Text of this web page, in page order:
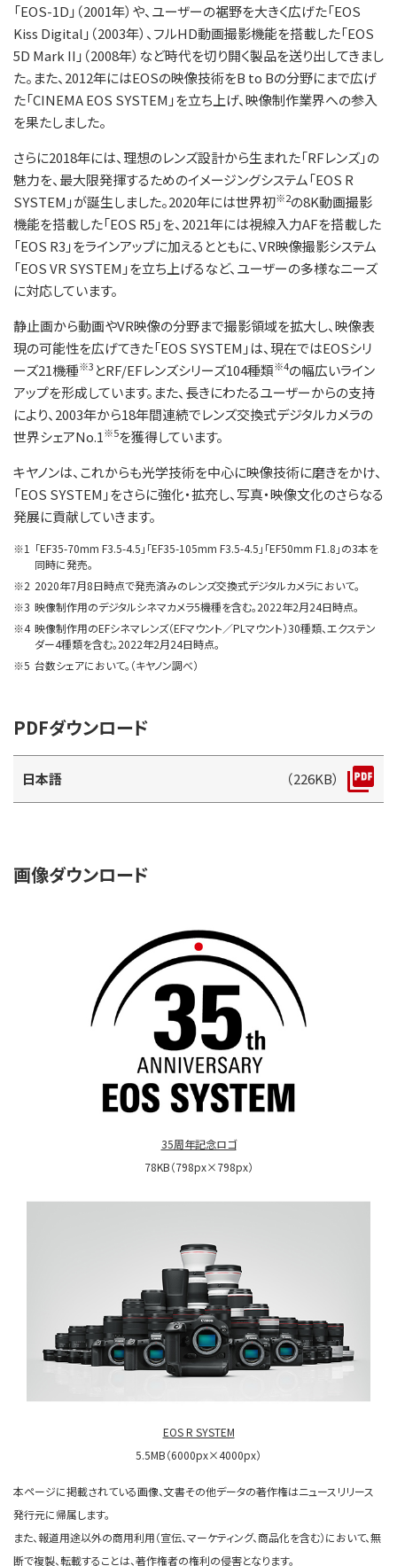
「EOS-1D」（2001年）や、ユーザーの裾野を大きく広げた「EOS
Kiss Digital」（2003年）、フルHD動画撮影機能を搭載した「EOS
5D Mark II」（2008年）など時代を切り開く製品を送り出してきまし
た。また、2012年にはEOSの映像技術をB to Bの分野にまで広げ
た「CINEMA EOS SYSTEM」を立ち上げ、映像制作業界への参入
を果たしました。
さらに2018年には、理想のレンズ設計から生まれた「RFレンズ」の
魅力を、最大限発揮するためのイメージングシステム「EOS R
SYSTEM」が誕生しました。2020年には世界初※2の8K動画撮影
機能を搭載した「EOS R5」を、2021年には視線入力AFを搭載した
「EOS R3」をラインアップに加えるとともに、VR映像撮影システム
「EOS VR SYSTEM」を立ち上げるなど、ユーザーの多様なニーズ
に対応しています。
静止画から動画やVR映像の分野まで撮影領域を拡大し、映像表
現の可能性を広げてきた「EOS SYSTEM」は、現在ではEOSシリ
ーズ21機種※3 とRF/EFレンズシリーズ104種類※4の幅広いライン
アップを形成しています。また、長きにわたるユーザーからの支持
により、2003年から18年間連続でレンズ交換式デジタルカメラの
世界シェアNo.1※5を獲得しています。
キヤノンは、これからも光学技術を中心に映像技術に磨きをかけ、
「EOS SYSTEM」をさらに強化・拡充し、写真・映像文化のさらなる
発展に貢献していきます。
※1 「EF35-70mm F3.5-4.5」「EF35-105mm F3.5-4.5」「EF50mm F1.8」の3本を
同時に発売。
※2 2020年7月8日時点で発売済みのレンズ交換式デジタルカメラにおいて。
※3 映像制作用のデジタルシネマカメラ5機種を含む。2022年2月24日時点。
※4 映像制作用のEFシネマレンズ（EFマウント／PLマウント）30種類、エクステン
ダー4種類を含む。2022年2月24日時点。
※5 台数シェアにおいて。（キヤノン調べ）
PDFダウンロード
日本語 （226KB）
画像ダウンロード
35周年記念ロゴ
78KB（798px×798px）
EOS R SYSTEM
5.5MB（6000px×4000px）
本ページに掲載されている画像、文書その他データの著作権はニュースリリース
発行元に帰属します。
また、報道用途以外の商用利用（宣伝、マーケティング、商品化を含む）において、無
断で複製、転載することは、著作権者の権利の侵害となります。